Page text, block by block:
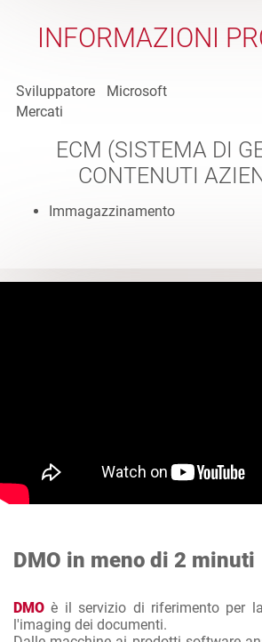
INFORMAZIONI
Sviluppatore
Microsoft
Mercati
ECM (SISTEMA DI
CONTENUTI
Immagazzinamento
DMO in meno di 2 minuti
DMO è il servizio di riferimento per
l'imaging dei documenti.